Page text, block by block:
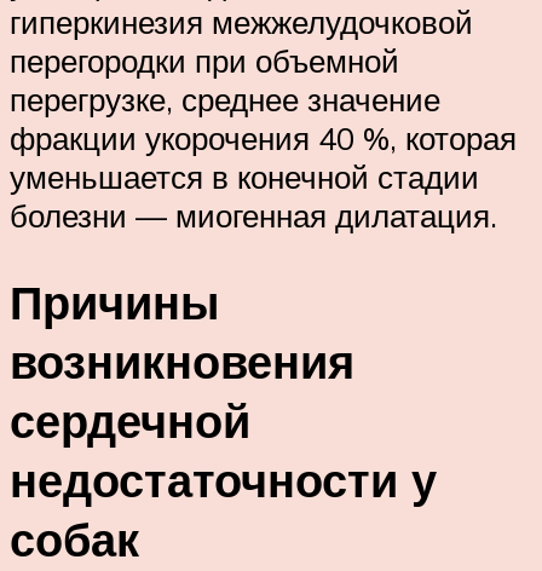
гиперкинезия межжелудочковой
перегородки при объемной
перегрузке, среднее значение
фракции укорочения 40 %, которая
уменьшается в конечной стадии
болезни — миогенная дилатация.
Причины
возникновения
сердечной
недостаточности у
собак